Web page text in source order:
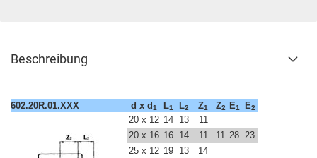
Beschreibung
602.20R.01.XXX d x d1 L1 L2 Z1 Z2 E1 E2
20 x 12 14 13
11
20 x 16 16 14 11 11 28 23
25 x 12 19 13
14